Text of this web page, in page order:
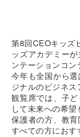
第8回CEOキッズ
ッズアカデミー
ンテーションコン
今年も全国から
ジナルのビジネス
観覧席では、子
して未来への希望
保護者の方、教
すべての方におす